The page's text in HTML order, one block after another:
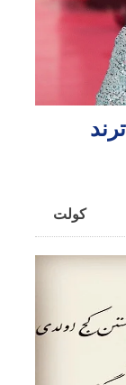
کولت